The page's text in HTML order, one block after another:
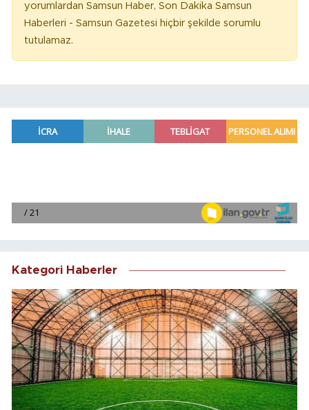
yorumlardan Samsun Haber, Son Dakika Samsun
Haberleri - Samsun Gazetesi hiçbir şekilde sorumlu
tutulamaz.
Kategori Haberler